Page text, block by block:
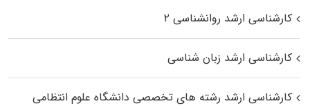
کارشناسی ارشد روانشناسی ۲
کارشناسی ارشد زبان شناسی
کارشناسی ارشد رﺷﺘﻪ ﻫﺎی تخصصی داﻧﺸﮕﺎه ﻋﻠﻮم انتظامی